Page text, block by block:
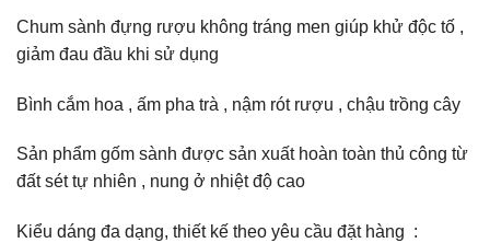
Chum sành đựng rượu không tráng men giúp khử độc tố ,
giảm đau đầu khi sử dụng
Bình cắm hoa , ấm pha trà , nậm rót rượu , chậu trồng cây
Sản phẩm gốm sành được sản xuất hoàn toàn thủ công từ
đất sét tự nhiên , nung ở nhiệt độ cao
Kiểu dáng đa dạng, thiết kế theo yêu cầu đặt hàng :